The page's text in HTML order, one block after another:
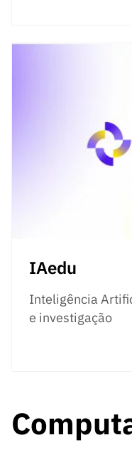
IAedu
Inteligência
e investigação